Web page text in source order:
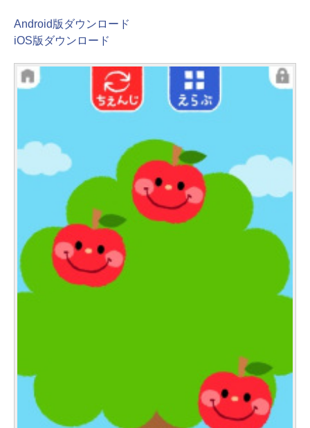
Android版ダウンロード
iOS版ダウンロード